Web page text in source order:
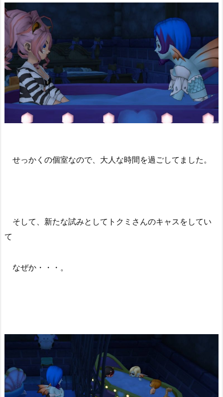
せっかくの個室なので、大人な時間を過ごしてました。
そして、新たな試みとしてトクミさんのキャスをしてい
て
なぜか・・・。